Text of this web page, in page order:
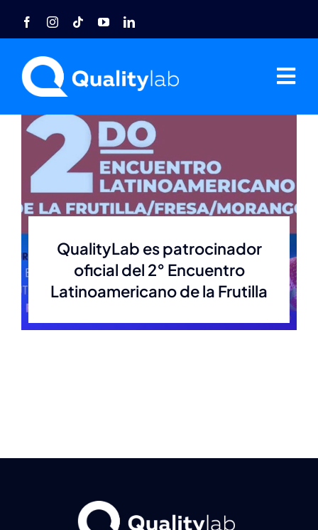
Home
Nosotros
Acreditaciones
Agro
Industria
QualityLab es patrocinador
oficial del 2° Encuentro
Latinoamericano de la Frutilla